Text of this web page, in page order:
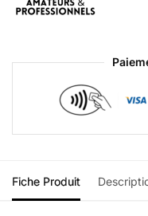
Fiche Produit